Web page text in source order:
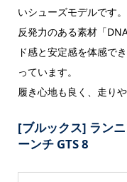
いシューズモデルです。
反発力のある素材「
ド感と安定感を体感で
っています。
履き心地も良く、走り
[ブルックス] ラン
ーンチ GTS 8